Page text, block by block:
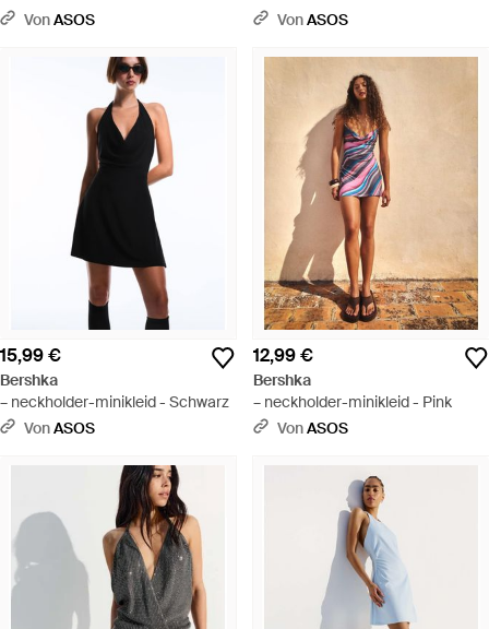
VonASOS
VonASOS
15,99 €
Bershka
– neckholder-minikleid - Schwarz
VonASOS
12,99 €
Bershka
– neckholder-minikleid - Pink
VonASOS